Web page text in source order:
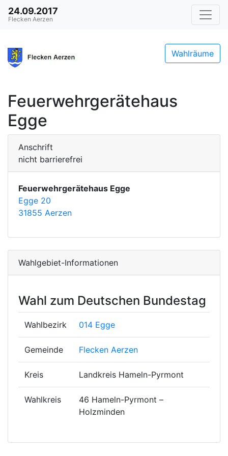
24.09.2017
Flecken Aerzen
Wahlräume
Feuerwehrgerätehaus
Egge
Anschrift
nicht barrierefrei
Feuerwehrgerätehaus Egge
Egge 20
31855 Aerzen
Wahlgebiet-Informationen
Wahl zum Deutschen Bundestag
Wahlbezirk 014 Egge
Gemeinde Flecken Aerzen
Kreis Landkreis Hameln-Pyrmont
Wahlkreis
46 Hameln-Pyrmont –
Holzminden